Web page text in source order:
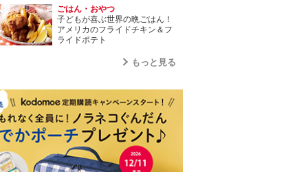
ごはん・おやつ
子どもが喜ぶ世界の晩ごはん！
アメリカのフライドチキン＆フ
ライドポテト
もっと見る